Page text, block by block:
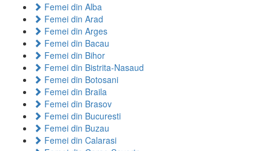
Femei din Alba
Femei din Arad
Femei din Arges
Femei din Bacau
Femei din Bihor
Femei din Bistrita-Nasaud
Femei din Botosani
Femei din Braila
Femei din Brasov
Femei din Bucuresti
Femei din Buzau
Femei din Calarasi